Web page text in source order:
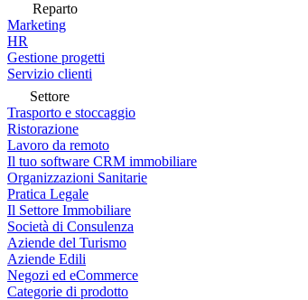
Reparto
Marketing
HR
Gestione progetti
Servizio clienti
Settore
Trasporto e stoccaggio
Ristorazione
Lavoro da remoto
Il tuo software CRM immobiliare
Organizzazioni Sanitarie
Pratica Legale
Il Settore Immobiliare
Società di Consulenza
Aziende del Turismo
Aziende Edili
Negozi ed eCommerce
Categorie di prodotto